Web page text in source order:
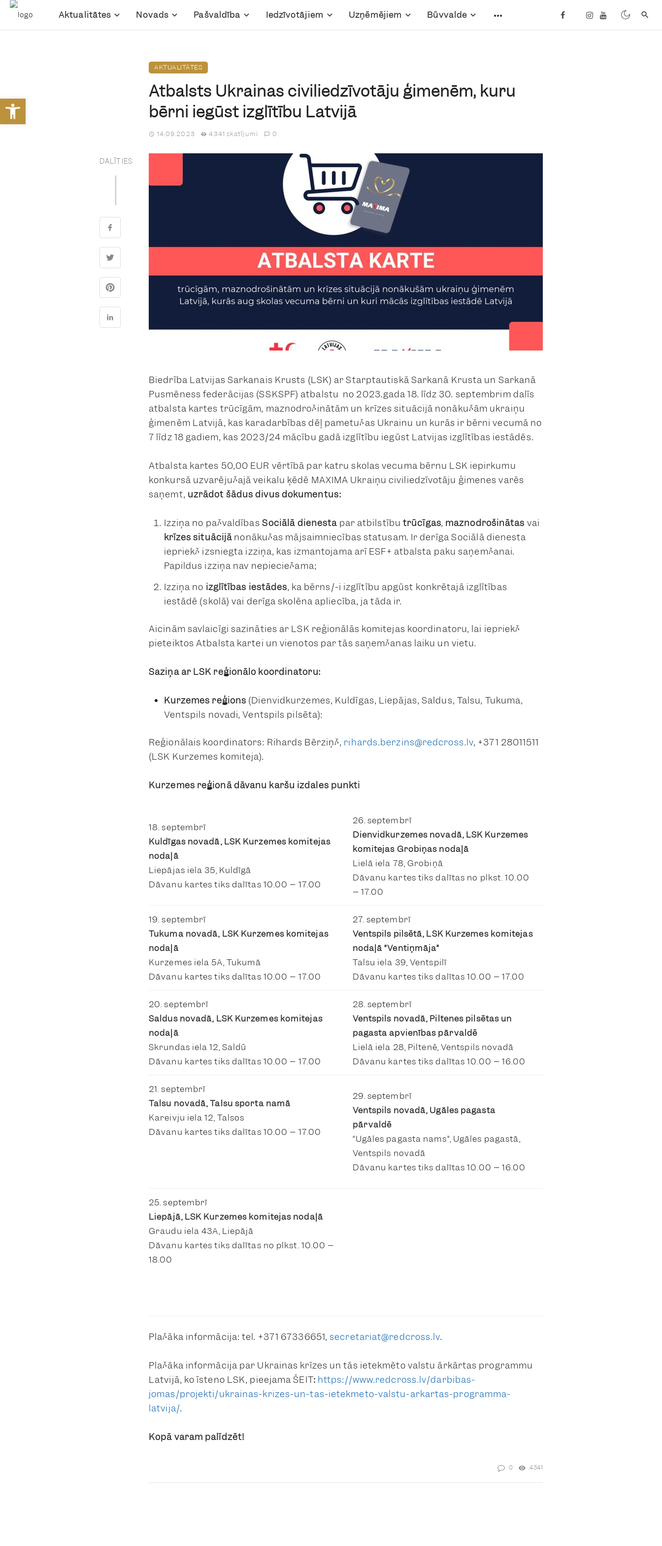
Open toolbar
Aktualitātes Novads Pašvaldība Iedzīvotājiem Uzņēmējiem Būvvalde
AKTUALITĀTES
Atbalsts Ukrainas civiliedzīvotāju ģimenēm, kuru
bērni iegūst izglītību Latvijā
14.09.2023 4341 skatījumi 0
DALĪTIES
Biedrība Latvijas Sarkanais Krusts (LSK) ar Starptautiskā Sarkanā Krusta un Sarkanā
Pusmēness federācijas (SSKSPF) atbalstu no 2023.gada 18. līdz 30. septembrim dalīs
atbalsta kartes trūcīgām, maznodrošinātām un krīzes situācijā nonākušām ukraiņu
ģimenēm Latvijā, kas karadarbības dēļ pametušas Ukrainu un kurās ir bērni vecumā no
7 līdz 18 gadiem, kas 2023/24 mācību gadā izglītību iegūst Latvijas izglītības iestādēs.
Atbalsta kartes 50,00 EUR vērtībā par katru skolas vecuma bērnu LSK iepirkumu
konkursā uzvarējušajā veikalu ķēdē MAXIMA Ukraiņu civiliedzīvotāju ģimenes varēs
saņemt, uzrādot šādus divus dokumentus:
Izziņa no pašvaldības Sociālā dienesta par atbilstībutrūcīgas, maznodrošinātas vai
krīzes situācijā nonākušas mājsaimniecības statusam. Ir derīga Sociālā dienesta
iepriekš izsniegta izziņa, kas izmantojama arī ESF+ atbalsta paku saņemšanai.
Papildus izziņa nav nepieciešama;
Izziņa no izglītības iestādes, ka bērns/-i izglītību apgūst konkrētajā izglītības
iestādē (skolā) vai derīga skolēna apliecība, ja tāda ir.
Aicinām savlaicīgi sazināties ar LSK reģionālās komitejas koordinatoru, lai iepriekš
pieteiktos Atbalsta kartei un vienotos par tās saņemšanas laiku un vietu.
Saziņa ar LSK reģionālo koordinatoru:
Kurzemes reģions (Dienvidkurzemes, Kuldīgas, Liepājas, Saldus, Talsu, Tukuma,
Ventspils novadi, Ventspils pilsēta):
Reģionālais koordinators: Rihards Bērziņš, rihards.berzins@redcross.lv, +371 28011511
(LSK Kurzemes komiteja).
Kurzemes reģionā dāvanu karšu izdales punkti
18. septembrī
Kuldīgas novadā, LSK Kurzemes komitejas
nodaļā
Liepājas iela 35, Kuldīgā
Dāvanu kartes tiks dalītas 10.00 – 17.00
26. septembrī
Dienvidkurzemes novadā, LSK Kurzemes
komitejas Grobiņas nodaļā
Lielā iela 78, Grobiņā
Dāvanu kartes tiks dalītas no plkst. 10.00
– 17.00
19. septembrī
Tukuma novadā, LSK Kurzemes komitejas
nodaļā
Kurzemes iela 5A, Tukumā
Dāvanu kartes tiks dalītas 10.00 – 17.00
27. septembrī
Ventspils pilsētā, LSK Kurzemes komitejas
nodaļā “Ventiņmāja”
Talsu iela 39, Ventspilī
Dāvanu kartes tiks dalītas 10.00 – 17.00
20. septembrī
Saldus novadā, LSK Kurzemes komitejas
nodaļā
Skrundas iela 12, Saldū
Dāvanu kartes tiks dalītas 10.00 – 17.00
28. septembrī
Ventspils novadā, Piltenes pilsētas un
pagasta apvienības pārvaldē
Lielā iela 28, Piltenē, Ventspils novadā
Dāvanu kartes tiks dalītas 10.00 – 16.00
21. septembrī
Talsu novadā, Talsu sporta namā
Kareivju iela 12, Talsos
Dāvanu kartes tiks dalītas 10.00 – 17.00
29. septembrī
Ventspils novadā, Ugāles pagasta
pārvaldē
“Ugāles pagasta nams”, Ugāles pagastā,
Ventspils novadā
Dāvanu kartes tiks dalītas 10.00 – 16.00
25. septembrī
Liepājā, LSK Kurzemes komitejas nodaļā
Graudu iela 43A, Liepājā
Dāvanu kartes tiks dalītas no plkst. 10.00 –
18.00
Plašāka informācija: tel. +371 67336651,secretariat@redcross.lv.
Plašāka informācija par Ukrainas krīzes un tās ietekmēto valstu ārkārtas programmu
Latvijā, ko īsteno LSK, pieejama ŠEIT: https://www.redcross.lv/darbibas-
jomas/projekti/ukrainas-krizes-un-tas-ietekmeto-valstu-arkartas-programma-
latvija/.
Kopā varam palīdzēt!
0 4341